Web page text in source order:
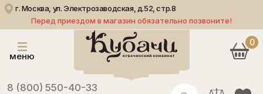
г. Москва, ул. Электрозаводская, д.52, стр.8
Перед приездом в магазин обязательно позвоните!
меню
8 (800) 550-40-33
0